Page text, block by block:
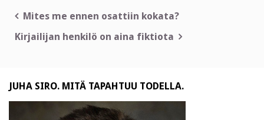
Artikkelien
selaus
Mites me ennen osattiin kokata?
Kirjailijan henkilö on aina fiktiota
JUHA SIRO. MITÄ TAPAHTUU TODELLA.